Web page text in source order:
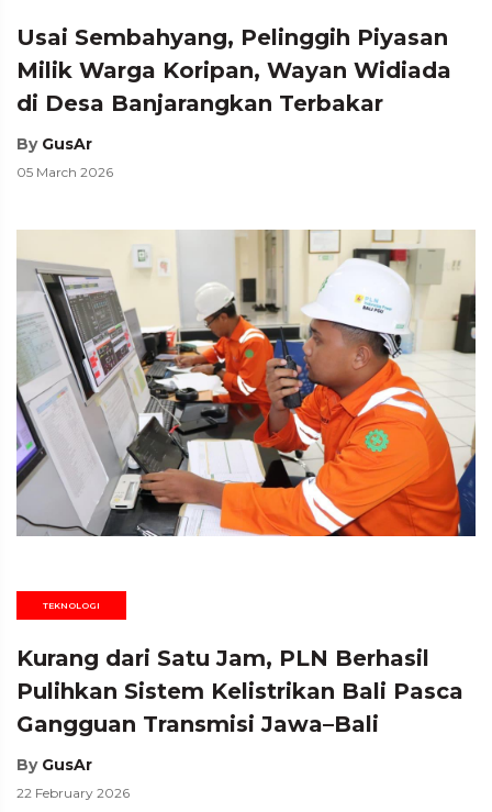
Usai Sembahyang, Pelinggih Piyasan
Milik Warga Koripan, Wayan Widiada
di Desa Banjarangkan Terbakar
By GusAr
05 March 2026
TEKNOLOGI
Kurang dari Satu Jam, PLN Berhasil
Pulihkan Sistem Kelistrikan Bali Pasca
Gangguan Transmisi Jawa–Bali
By GusAr
22 February 2026